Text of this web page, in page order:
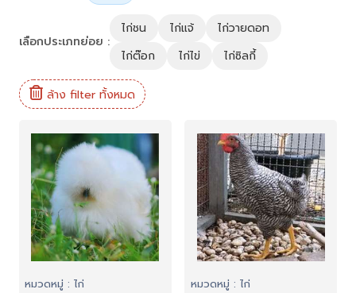
เลือกประเภทย่อย :
ไก่ชน ไก่แจ้
ไก่วายดอท
ไก่ต๊อก
ไก่ไข่ ไก่ซิลกี้
ล้าง filter ทั้งหมด
หมวดหมู่ : ไก่ หมวดหมู่ : ไก่